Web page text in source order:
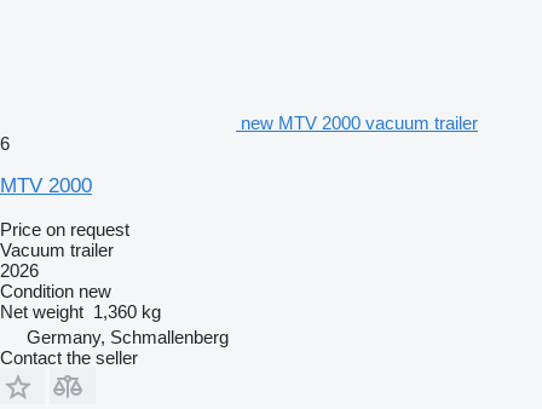
new MTV 2000 vacuum trailer
6
MTV 2000
Price on request
Vacuum trailer
2026
Condition new
Net weight 1,360 kg
Germany, Schmallenberg
Contact the seller